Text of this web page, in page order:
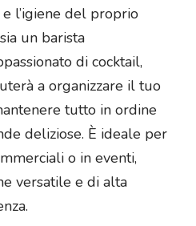
l’igiene del proprio
un barista
di cocktail,
a organizzare il tuo
tutto in ordine
deliziose. È ideale per
o in eventi,
versatile e di alta